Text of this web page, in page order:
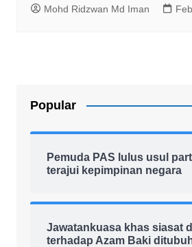
Mohd Ridzwan Md Iman
Popular
Pemuda PAS lulus usul
terajui kepimpinan negara
Jawatankuasa khas siasat
terhadap Azam Baki